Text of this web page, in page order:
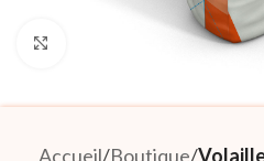
Click to enlarge
Accueil Boutique